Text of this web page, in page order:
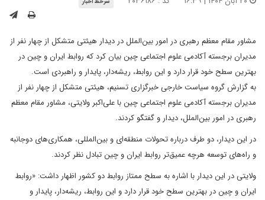
مشاور مقام معظم رهبری در امور بین‌الملل در دیدار هیئتی متشکل از چهار نفر از
مدیران برجسته آکادمی علوم اجتماعی چین بیان کرد که روابط ایران و چین در
بهترین سطح خود قرار دارد و این روابط، ریشه‌دار، پایدار و راهبردی است.
به گزارش گروه سیاست خارجی خبرگزاری تسنیم، هیئتی متشکل از چهار نفر از
مدیران برجسته آکادمی علوم اجتماعی چین با علی‌اکبر ولایتی، مشاور مقام معظم
رهبری در امور بین‌الملل، دیدار و گفتگو کردند.
در این دیدار، دو طرف درباره تحولات منطقه‌ای و بین‌المللی، همکاری‌های دوجانبه
و راه‌های توسعه هرچه عمیق‌تر روابط ایران و چین تبادل نظر کردند.
ولایتی در این دیدار با اشاره به سطح ممتاز روابط دو کشور اظهار داشت: «روابط
ایران و چین در بهترین سطح خود قرار دارد و این روابط، ریشه‌دار، پایدار و